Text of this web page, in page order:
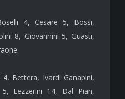
4, Cesare 5, Bossi,
8, Giovannini 5, Guasti,
4, Bettera, Ivardi Ganapini,
Lezzerini 14, Dal Pian,